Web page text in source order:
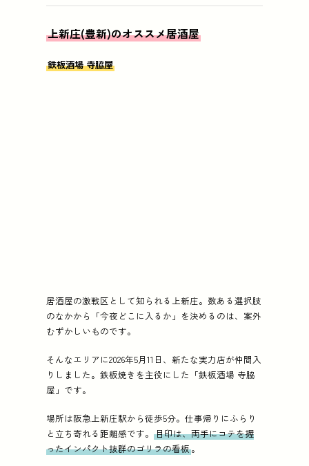
上新庄(豊新)のオススメ居酒屋
鉄板酒場 寺脇屋
居酒屋の激戦区として知られる上新庄。数ある選択肢
のなかから「今夜どこに入るか」を決めるのは、案外
むずかしいものです。
そんなエリアに2026年5月11日、新たな実力店が仲間入
りしました。鉄板焼きを主役にした「鉄板酒場 寺脇
屋」です。
場所は阪急上新庄駅から徒歩5分。仕事帰りにふらり
と立ち寄れる距離感です。目印は、両手にコテを握
ったインパクト抜群のゴリラの看板。